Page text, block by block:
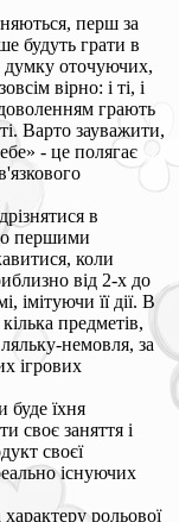
перш за
будуть грати в
думку оточуючих,
вірно: і ті, і
грають
Варто зауважити,
- це полягає
в
першими
коли
від 2-х до
імітуючи її дії. В
предметів,
немовля, за
ігрових
їхня
своє заняття і
своєї
існуючих
рольової